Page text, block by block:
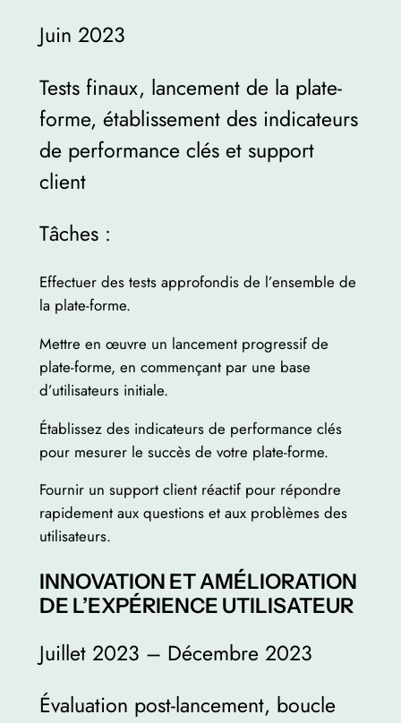
Juin 2023
Tests finaux, lancement de la plate-
forme, établissement des indicateurs
de performance clés et support
client
Tâches :
Effectuer des tests approfondis de l’ensemble de
la plate-forme.
Mettre en œuvre un lancement progressif de
plate-forme, en commençant par une base
d’utilisateurs initiale.
Établissez des indicateurs de performance clés
pour mesurer le succès de votre plate-forme.
Fournir un support client réactif pour répondre
rapidement aux questions et aux problèmes des
utilisateurs.
INNOVATION ET AMÉLIORATION
DE L’EXPÉRIENCE UTILISATEUR
Juillet 2023 – Décembre 2023
Évaluation post-lancement, boucle